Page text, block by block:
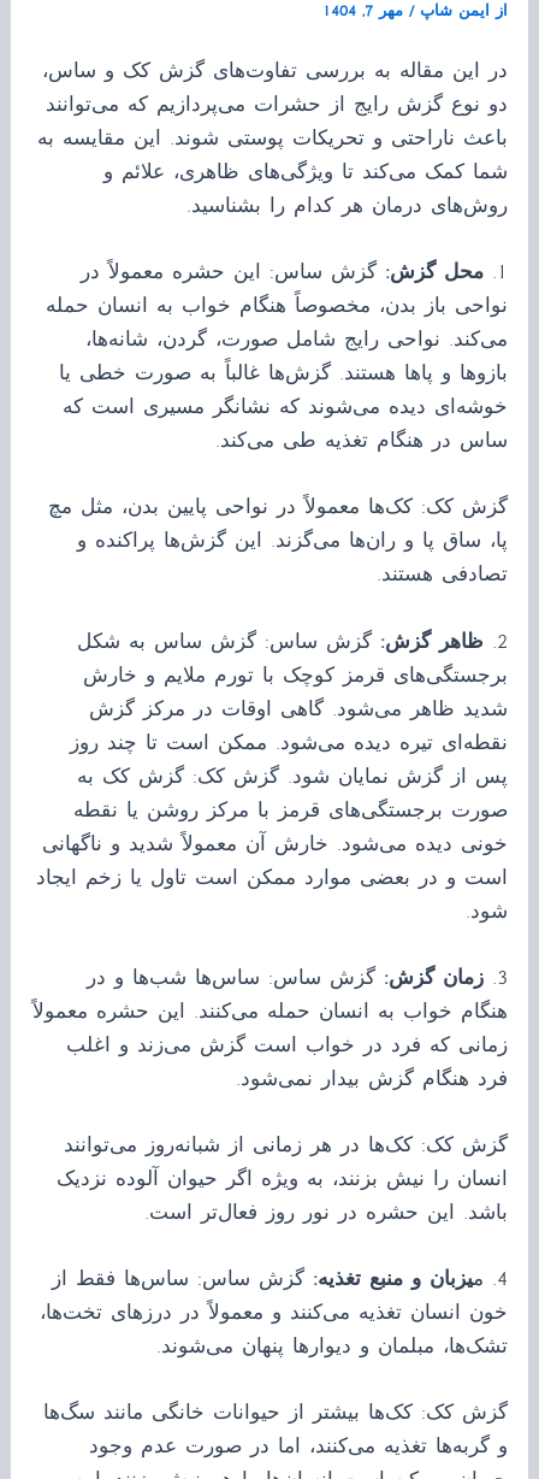
از ایمن شاپ/مهر 7, 1404
در این مقاله به بررسی تفاوت‌های گزش کک و ساس،
دو نوع گزش رایج از حشرات می‌پردازیم که می‌توانند
باعث ناراحتی و تحریکات پوستی شوند. این مقایسه به
شما کمک می‌کند تا ویژگی‌های ظاهری، علائم و
روش‌های درمان هر کدام را بشناسید.
1. محل گزش: گزش ساس: این حشره معمولاً در
نواحی باز بدن، مخصوصاً هنگام خواب به انسان حمله
می‌کند. نواحی رایج شامل صورت، گردن، شانه‌ها،
بازوها و پاها هستند. گزش‌ها غالباً به صورت خطی یا
خوشه‌ای دیده می‌شوند که نشانگر مسیری است که
ساس در هنگام تغذیه طی می‌کند.
گزش کک: کک‌ها معمولاً در نواحی پایین بدن، مثل مچ
پا، ساق پا و ران‌ها می‌گزند. این گزش‌ها پراکنده و
تصادفی هستند.
2. ظاهر گزش:گزش ساس: گزش ساس به شکل
برجستگی‌های قرمز کوچک با تورم ملایم و خارش
شدید ظاهر می‌شود. گاهی اوقات در مرکز گزش
نقطه‌ای تیره دیده می‌شود. ممکن است تا چند روز
پس از گزش نمایان شود. گزش کک: گزش کک به
صورت برجستگی‌های قرمز با مرکز روشن یا نقطه
خونی دیده می‌شود. خارش آن معمولاً شدید و ناگهانی
است و در بعضی موارد ممکن است تاول یا زخم ایجاد
شود.
3. زمان گزش: گزش ساس: ساس‌ها شب‌ها و در
هنگام خواب به انسان حمله می‌کنند. این حشره معمولاً
زمانی که فرد در خواب است گزش می‌زند و اغلب
فرد هنگام گزش بیدار نمی‌شود.
گزش کک: کک‌ها در هر زمانی از شبانه‌روز می‌توانند
انسان را نیش بزنند، به ویژه اگر حیوان آلوده نزدیک
باشد. این حشره در نور روز فعال‌تر است.
4. م یزبان و منبع تغذیه: گزش ساس: ساس‌ها فقط از
خون انسان تغذیه می‌کنند و معمولاً در درزهای تخت‌ها،
تشک‌ها، مبلمان و دیوارها پنهان می‌شوند.
گزش کک: کک‌ها بیشتر از حیوانات خانگی مانند سگ‌ها
و گربه‌ها تغذیه می‌کنند، اما در صورت عدم وجود